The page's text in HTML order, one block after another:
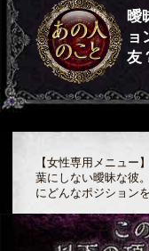
曖
ョ
友
【女性専用メニュー
葉にしない曖昧な彼
にどんなポジション